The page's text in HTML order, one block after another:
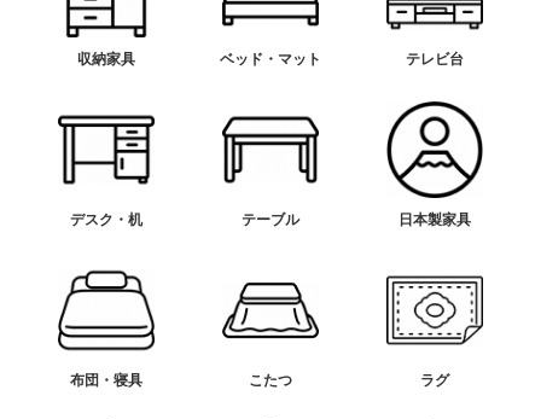
収納家具 ベッド・マット テレビ台
デスク・机 テーブル 日本製家具
布団・寝具 こたつ ラグ